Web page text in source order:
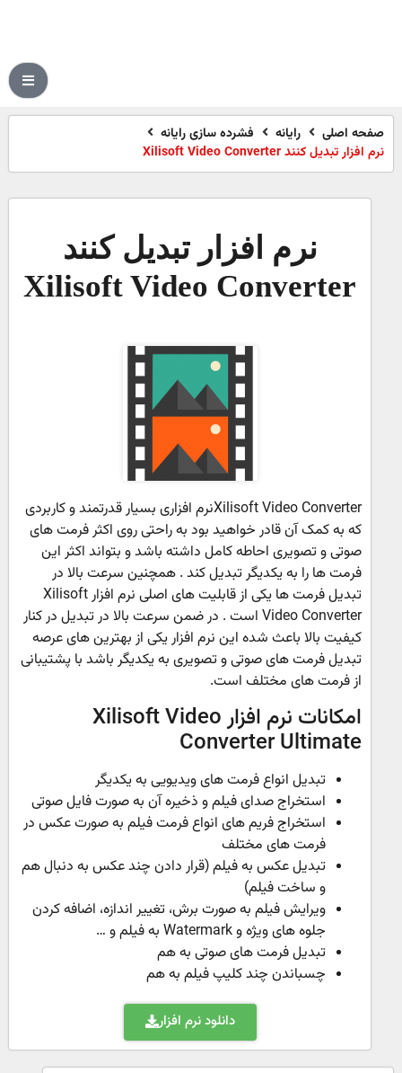
صفحه اصلی رایانه
فشرده سازی رایانه
نرم افزار تبدیل کنند Xilisoft Video Converter
نرم افزار تبدیل کنند
Xilisoft Video Converter
Xilisoft Video Converterنرم افزاری بسیار قدرتمند و کاربردی
که به کمک آن قادر خواهید بود به راحتی روی اكثر فرمت های
صوتی و تصویری احاطه كامل داشته باشد و بتواند اكثر این
فرمت ها را به یكدیگر تبدیل كند . همچنین سرعت بالا در
تبدیل فرمت ها یكی از قابلیت های اصلی نرم افزار Xilisoft
Video Converter است . در ضمن سرعت بالا در تبدیل در كنار
كیفیت بالا باعث شده این نرم افزار یكی از بهترین های عرصه
تبدیل فرمت های صوتی و تصویری به یكدیگر باشد با پشتیبانی
از فرمت های مختلف است.
امکانات نرم افزار Xilisoft Video
Converter Ultimate
تبدیل انواع فرمت های ویدیویی به یکدیگر
استخراج صدای فیلم و ذخیره آن به صورت فایل صوتی
استخراج فریم های انواع فرمت فیلم به صورت عکس در
فرمت های مختلف
تبدیل عکس به فیلم (قرار دادن چند عکس به دنبال هم
و ساخت فیلم)
ویرایش فیلم به صورت برش، تغییر اندازه، اضافه کردن
جلوه های ویژه و Watermark به فیلم و …
تبدیل فرمت های صوتی به هم
چسباندن چند کلیپ فیلم به هم
دانلود نرم افزار